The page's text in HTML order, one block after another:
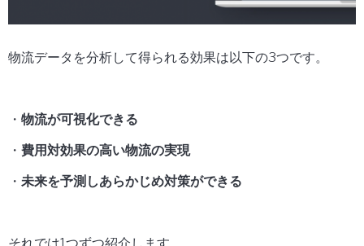
物流データを分析して得られる効果は以下の3つです。
・ 物流が可視化できる
・ 費用対効果の高い物流の実現
・ 未来を予測しあらかじめ対策ができる